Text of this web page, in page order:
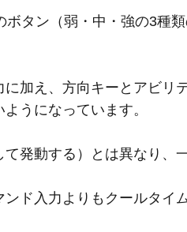
タン（弱・中・強の3種
加え、方向キーとアビリ
うになっています。
発動する）とは異なり、
ド入力よりもクールタイ